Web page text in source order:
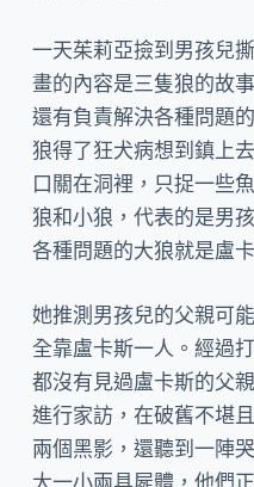
一天茱莉亞撿到男孩兒
畫的內容是三隻狼的故
還有負責解決各種問題
狼得了狂犬病想到鎮上
口關在洞裡，只捉一些
狼和小狼，代表的是男
各種問題的大狼就是盧卡
她推測男孩兒的父親可
全靠盧卡斯一人。經過
都沒有見過盧卡斯的父
進行家訪，在破舊不堪
兩個黑影，還聽到一陣
大一小兩具屍體，他們